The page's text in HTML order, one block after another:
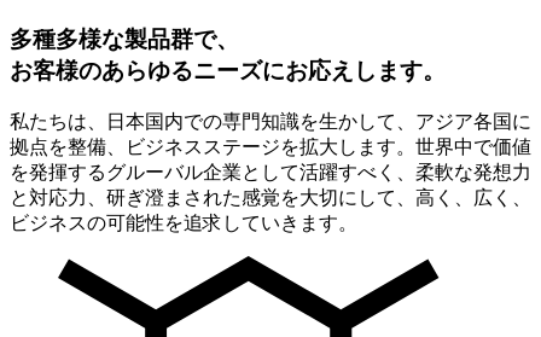
多種多様な製品群で、
お客様のあらゆるニーズにお応えします。
私たちは、日本国内での専門知識を生かして、アジア各国に
拠点を整備、ビジネスステージを拡大します。世界中で価値
を発揮するグルーバル企業として活躍すべく、柔軟な発想力
と対応力、研ぎ澄まされた感覚を大切にして、高く、広く、
ビジネスの可能性を追求していきます。